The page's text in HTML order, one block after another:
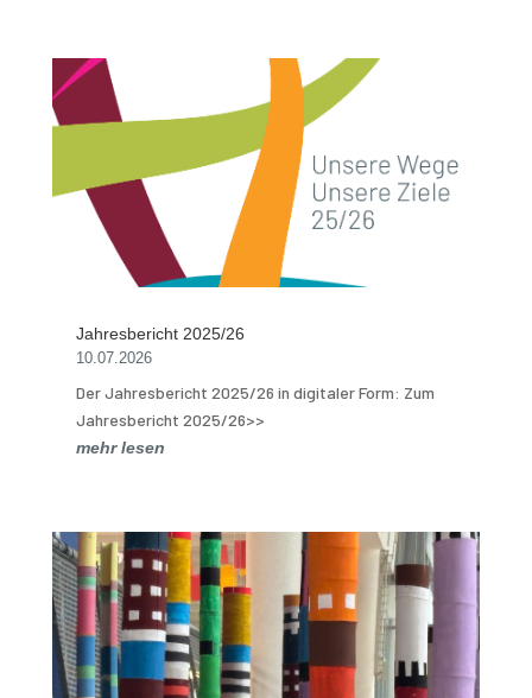
Jahresbericht 2025/26
10.07.2026
Der Jahresbericht 2025/26 in digitaler Form: Zum
Jahresbericht 2025/26>>
mehr lesen